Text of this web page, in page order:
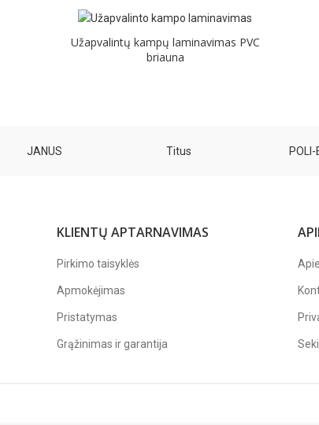
Užapvalintų kampų laminavimas PVC
briauna
JANUS Titus POLI-
KLIENTŲ APTARNAVIMAS
Pirkimo taisyklės
Apmokėjimas
Pristatymas
Grąžinimas ir garantija